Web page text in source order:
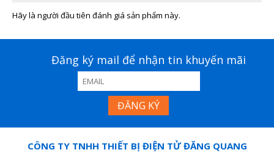
Hãy là người đầu tiên đánh giá sản phẩm này.
Đăng ký mail để nhận tin khuyến mãi
CÔNG TY TNHH THIẾT BỊ ĐIỆN TỬ ĐĂNG QUANG